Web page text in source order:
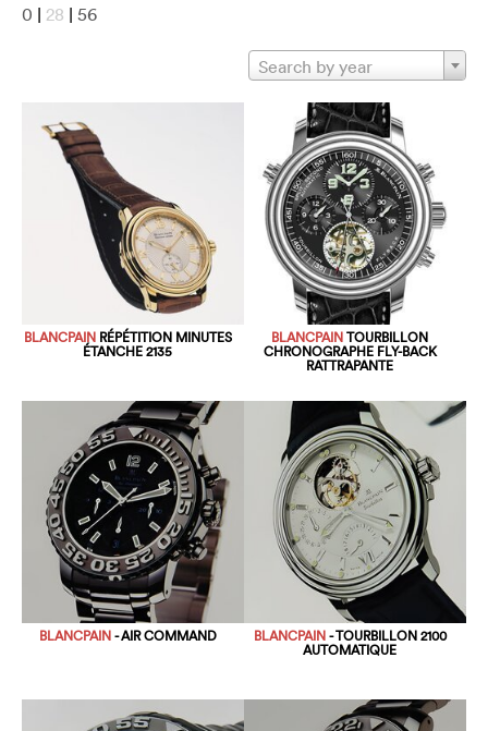
0 | 28 | 56
Search by year
BLANCPAINRÉPÉTITION MINUTES
ÉTANCHE 2135
BLANCPAINTOURBILLON
CHRONOGRAPHE FLY-BACK
RATTRAPANTE
BLANCPAIN- AIR COMMAND BLANCPAIN- TOURBILLON 2100
AUTOMATIQUE